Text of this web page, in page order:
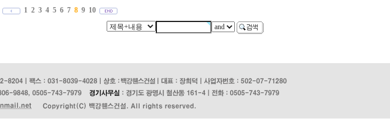
1 2 3 4 5 6 7 8 9 10